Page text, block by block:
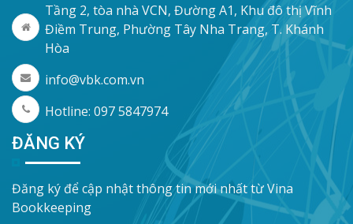
Tầng 2, tòa nhà VCN, Đường A1, Khu đô thị Vĩnh
Điềm Trung, Phường Tây Nha Trang, T. Khánh
Hòa
info@vbk.com.vn
Hotline: 097 5847974
ĐĂNG KÝ
Đăng ký để cập nhật thông tin mới nhất từ Vina
Bookkeeping